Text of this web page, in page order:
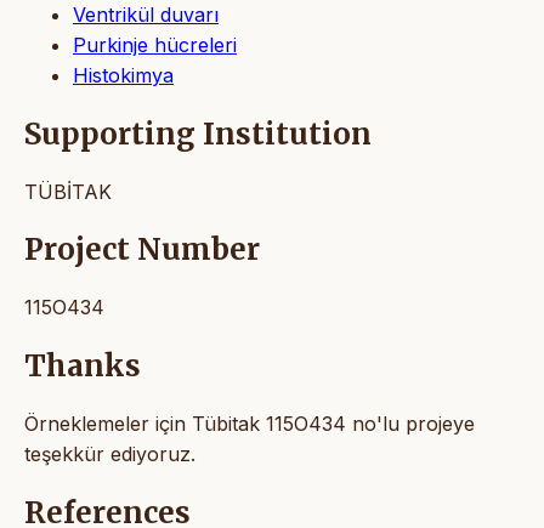
Ventrikül duvarı
Purkinje hücreleri
Histokimya
Supporting Institution
TÜBİTAK
Project Number
115O434
Thanks
Örneklemeler için Tübitak 115O434 no'lu projeye
teşekkür ediyoruz.
References